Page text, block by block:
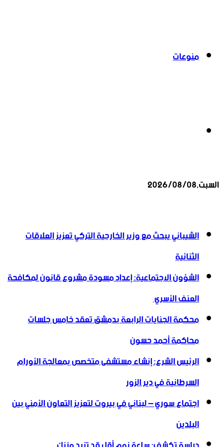
منوعات
السبت,2026/08/08
الشيباني يبحث مع وزير الخارجية التركي تعزيز العلاقات
الثنائية
الشؤون الاجتماعية: إعداد مسودة مشروع قانون لمكافحة
العنف الأسري ‏
محكمة الجنايات الرابعة بدمشق تعقد خامس جلسات
محاكمة أحمد حسون
الرئيس الشرع: إنشاء ‌‏مستشفى متخصص بمعالجة الأورام
السرطانية في دير الزور
اجتماع سوري – لبناني في بيروت لتعزيز التعاون ‏الأمني ‏بين
البلدين